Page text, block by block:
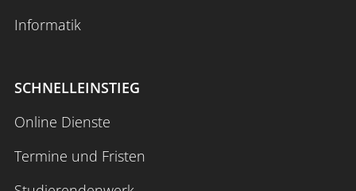
Informatik
SCHNELLEINSTIEG
Online Dienste
Termine und Fristen